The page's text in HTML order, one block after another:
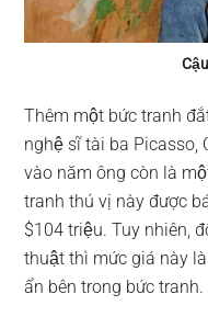
Thêm một bức tranh
nghệ sĩ tài ba Picasso,
vào năm ông còn là
tranh thú vị này được
$104 triệu. Tuy nhiên,
thuật thì mức giá này
ẩn bên trong bức tranh.